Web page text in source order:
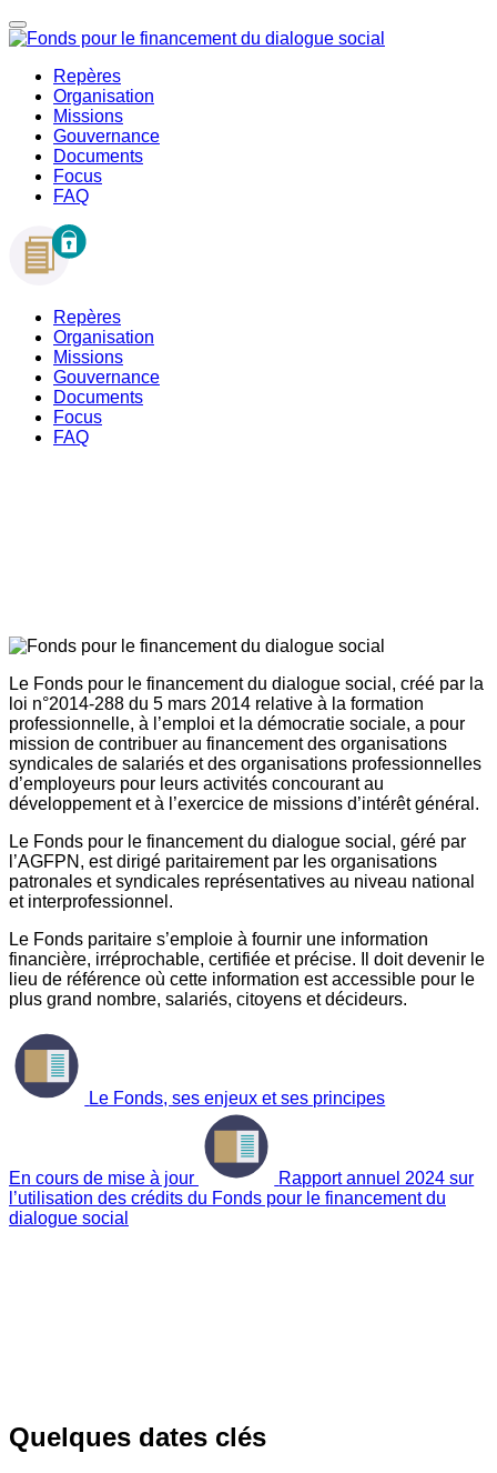
Repères
Organisation
Missions
Gouvernance
Documents
Focus
FAQ
Repères
Organisation
Missions
Gouvernance
Documents
Focus
FAQ
Le Fonds pour le financement du dialogue social, créé par la
loi n°2014-288 du 5 mars 2014 relative à la formation
professionnelle, à l’emploi et la démocratie sociale, a pour
mission de contribuer au financement des organisations
syndicales de salariés et des organisations professionnelles
d’employeurs pour leurs activités concourant au
développement et à l’exercice de missions d’intérêt général.
Le Fonds pour le financement du dialogue social, géré par
l’AGFPN, est dirigé paritairement par les organisations
patronales et syndicales représentatives au niveau national
et interprofessionnel.
Le Fonds paritaire s’emploie à fournir une information
financière, irréprochable, certifiée et précise. Il doit devenir le
lieu de référence où cette information est accessible pour le
plus grand nombre, salariés, citoyens et décideurs.
Le Fonds, ses enjeux et ses principes
En cours de mise à jour
Rapport annuel 2024 sur
l’utilisation des crédits du Fonds pour le financement du
dialogue social
Quelques dates clés